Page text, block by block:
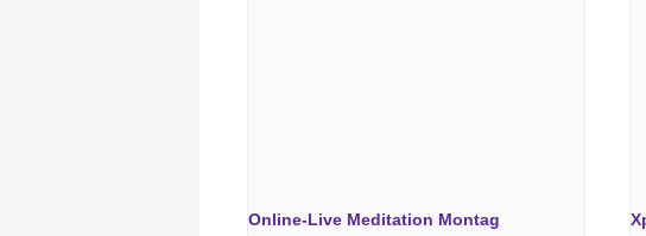
Online-Live Meditation Montag